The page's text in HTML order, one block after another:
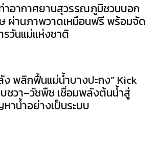
าอากาศยานสุวรรณภูมิชวนบอก
ผ่านภาพวาดเหมือนฟรี พร้อมจัด
วันแม่แห่งชาติ
พลิกฟื้นแม่น้ำบางปะกง” Kick
ชวา–วัชพืช เชื่อมพลังต้นน้ำสู่
าน้ำอย่างเป็นระบบ